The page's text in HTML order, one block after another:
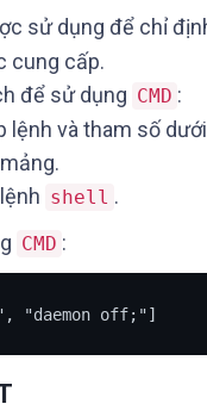
sử dụng để chỉ
cung cấp.
để sử dụng CMD :
lệnh và tham số
shell .
CMD :
"daemon off;"]